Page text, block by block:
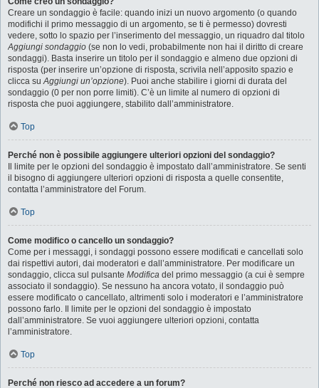
Creare un sondaggio è facile: quando inizi un nuovo argomento (o quando
modifichi il primo messaggio di un argomento, se ti è permesso) dovresti
vedere, sotto lo spazio per l’inserimento del messaggio, un riquadro dal titolo
Aggiungi sondaggio (se non lo vedi, probabilmente non hai il diritto di creare
sondaggi). Basta inserire un titolo per il sondaggio e almeno due opzioni di
risposta (per inserire un’opzione di risposta, scrivila nell’apposito spazio e
clicca suAggiungi un’opzione). Puoi anche stabilire i giorni di durata del
sondaggio (0 per non porre limiti). C’è un limite al numero di opzioni di
risposta che puoi aggiungere, stabilito dall’amministratore.
Top
Perché non è possibile aggiungere ulteriori opzioni del sondaggio?
Il limite per le opzioni del sondaggio è impostato dall’amministratore. Se senti
il bisogno di aggiungere ulteriori opzioni di risposta a quelle consentite,
contatta l’amministratore del Forum.
Top
Come modifico o cancello un sondaggio?
Come per i messaggi, i sondaggi possono essere modificati e cancellati solo
dai rispettivi autori, dai moderatori e dall’amministratore. Per modificare un
sondaggio, clicca sul pulsante Modifica del primo messaggio (a cui è sempre
associato il sondaggio). Se nessuno ha ancora votato, il sondaggio può
essere modificato o cancellato, altrimenti solo i moderatori e l’amministratore
possono farlo. Il limite per le opzioni del sondaggio è impostato
dall’amministratore. Se vuoi aggiungere ulteriori opzioni, contatta
l’amministratore.
Top
Perché non riesco ad accedere a un forum?